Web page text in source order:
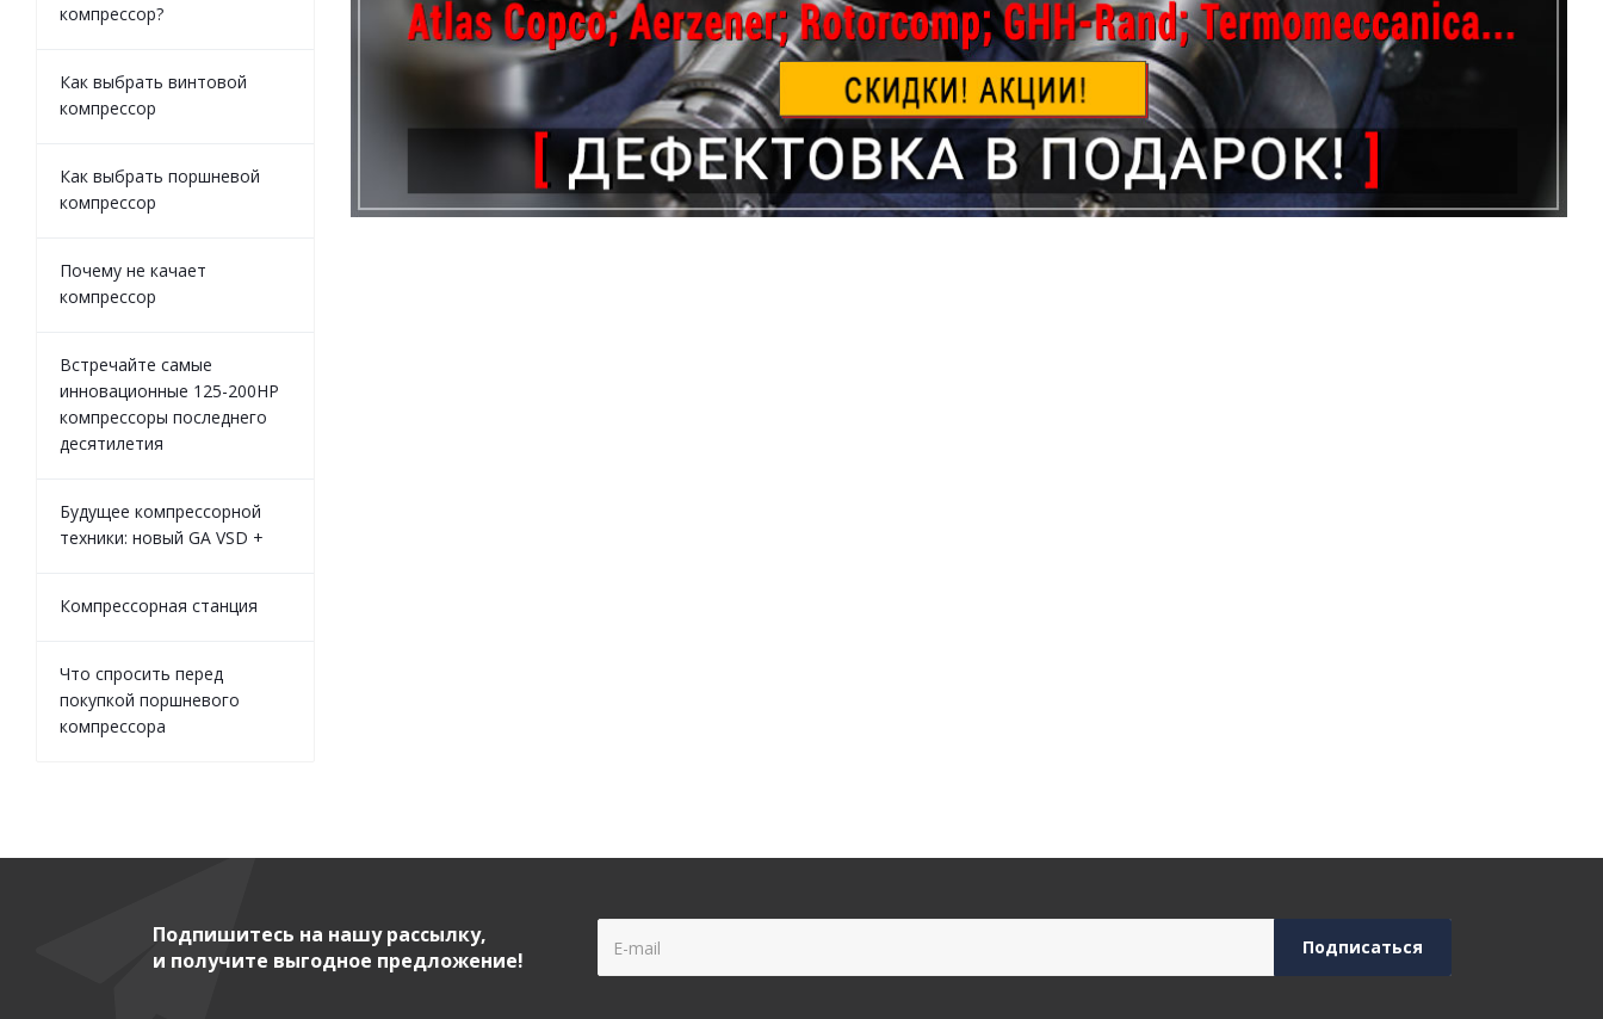
компрессор?
Как выбрать винтовой
компрессор
Как выбрать поршневой
компрессор
Почему не качает
компрессор
Встречайте самые
инновационные 125-200HP
компрессоры последнего
десятилетия
Будущее компрессорной
техники: новый GA VSD +
Компрессорная станция
Что спросить перед
покупкой поршневого
компрессора
Подпишитесь на нашу рассылку,
и получите выгодное предложение!